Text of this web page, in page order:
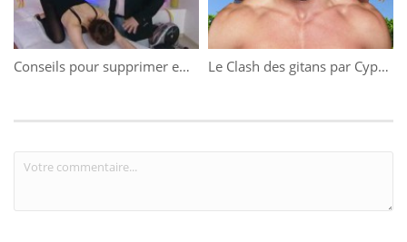
Conseils pour supprimer efficacement le mal de dos Le Clash des gitans par Cyprien